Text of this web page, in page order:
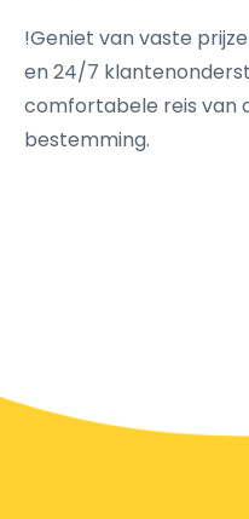
!Geniet van vaste
en 24/7
comfortabele reis van
bestemming.